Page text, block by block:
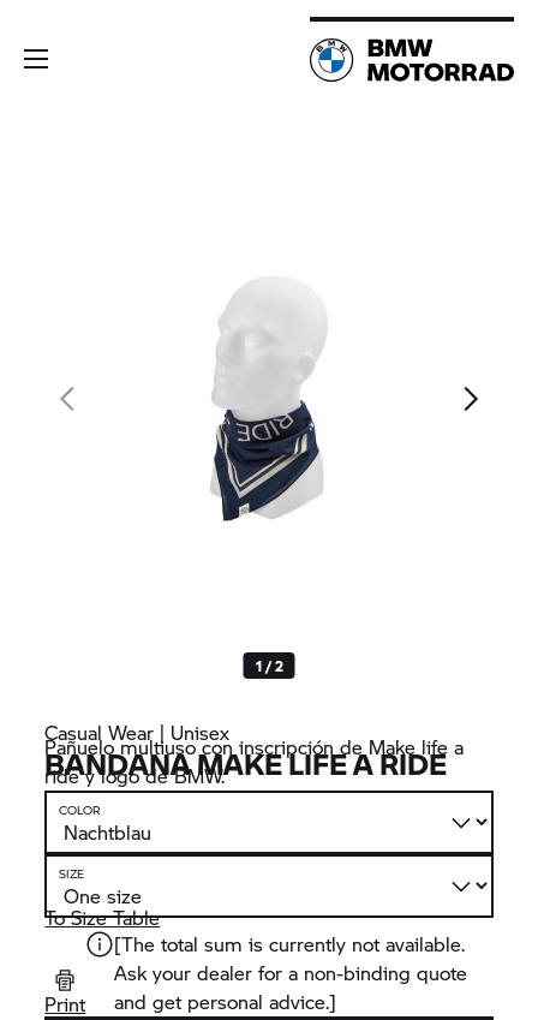
1 / 2
Casual Wear | Unisex
BANDANA MAKE LIFE A RIDE
Pañuelo multiuso con inscripción de Make life a
ride y logo de BMW.
COLOR
SIZE
To Size Table
Print
[The total sum is currently not available.
Ask your dealer for a non-binding quote
and get personal advice.]